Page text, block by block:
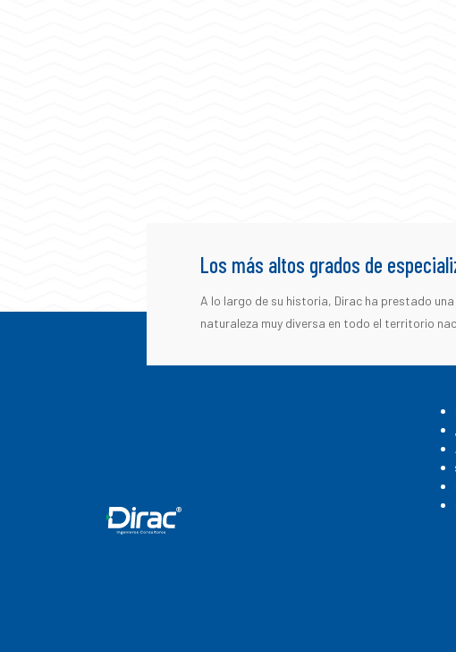
Los más altos grados de
A lo largo de su historia, Dirac ha prestado
naturaleza muy diversa en todo el territorio